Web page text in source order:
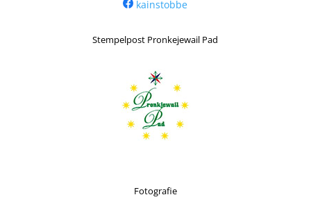
kainstobbe
Stempelpost Pronkejewail Pad
Fotografie